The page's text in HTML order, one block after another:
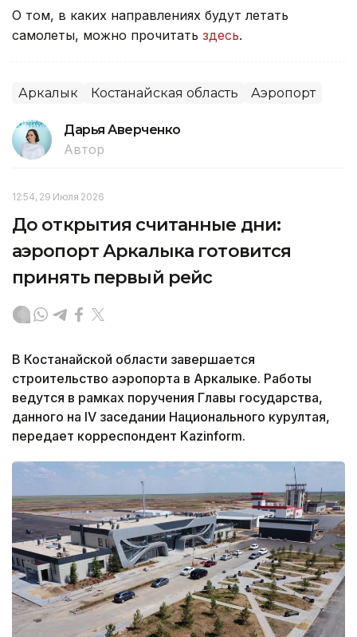
О том, в каких направлениях будут летать
самолеты, можно прочитать здесь.
Аркалык Костанайская область Аэропорт
Дарья Аверченко
Автор
12:54, 29 Июля 2026
До открытия считанные дни:
аэропорт Аркалыка готовится
принять первый рейс
В Костанайской области завершается
строительство аэропорта в Аркалыке. Работы
ведутся в рамках поручения Главы государства,
данного на IV заседании Национального курултая,
передает корреспондент Kazinform.